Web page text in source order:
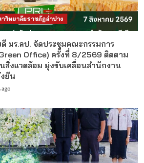
วิทยาลัยราชภัฏลำปาง
มร.ลป. จัดประชุมคณะกรรมการ
Office) ครั้งที่ 8/2569 ติดตาม
สิ่งแวดล้อม มุ่งขับเคลื่อนสำนักงาน
ยืน
ago